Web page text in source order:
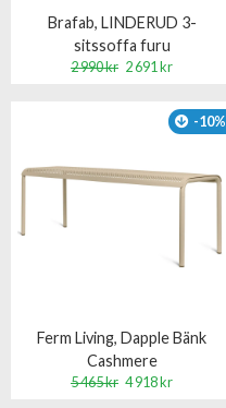
Brafab, LINDERUD 3-
sitssoffa furu
2 990 kr 2 691 kr
Ferm Living, Dapple Bänk
Cashmere
5 465 kr 4 918 kr
-10%